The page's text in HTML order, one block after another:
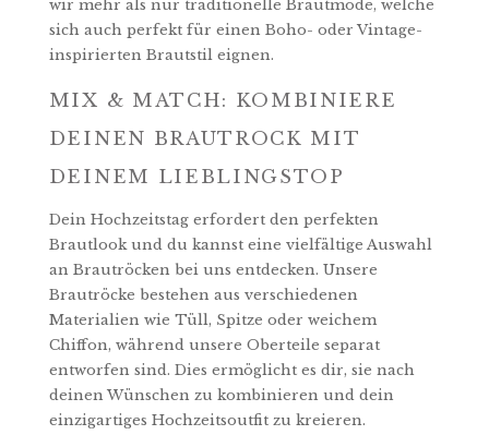
wir mehr als nur traditionelle Brautmode, welche
sich auch perfekt für einen Boho- oder Vintage-
inspirierten Brautstil eignen.
MIX & MATCH: KOMBINIERE
DEINEN BRAUTROCK MIT
DEINEM LIEBLINGSTOP
Dein Hochzeitstag erfordert den perfekten
Brautlook und du kannst eine vielfältige Auswahl
an Brautröcken bei uns entdecken. Unsere
Brautröcke bestehen aus verschiedenen
Materialien wie Tüll, Spitze oder weichem
Chiffon, während unsere Oberteile separat
entworfen sind. Dies ermöglicht es dir, sie nach
deinen Wünschen zu kombinieren und dein
einzigartiges Hochzeitsoutfit zu kreieren.